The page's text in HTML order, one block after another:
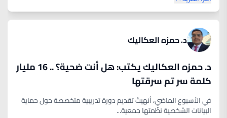
د. حمزه العكاليك
د. حمزه العكاليك يكتب: هل أنت ضحية؟ .. 16 مليار
كلمة سر تم سرقتها
في الأسبوع الماضي، أنهيتُ تقديم دورة تدريبية متخصصة حول حماية
البيانات الشخصية نظّمتها جمعية...